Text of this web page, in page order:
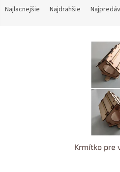
Najlacnejšie Najdrahšie
Krmítko pre